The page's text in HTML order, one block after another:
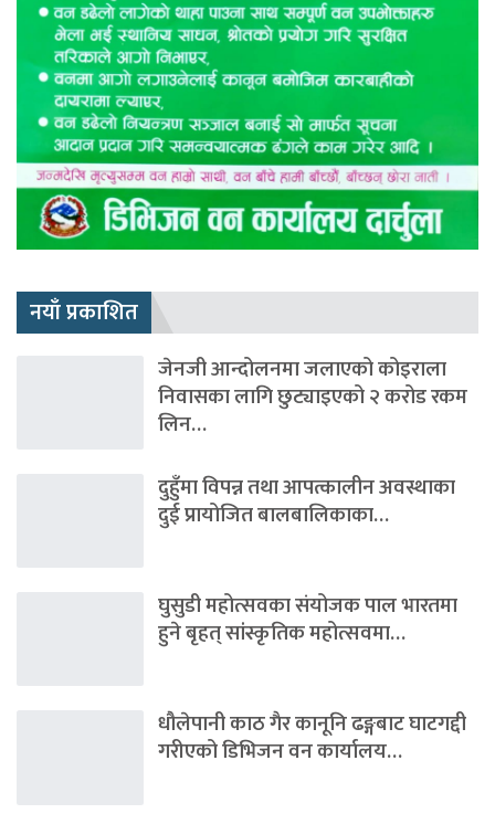
नयाँ प्रकाशित
जेनजी आन्दोलनमा जलाएको कोइराला
निवासका लागि छुट्याइएको २ करोड रकम
लिन…
दुहुँमा विपन्न तथा आपत्कालीन अवस्थाका
दुई प्रायोजित बालबालिकाका…
घुसुडी महोत्सवका संयोजक पाल भारतमा
हुने बृहत् सांस्कृतिक महोत्सवमा…
धौलेपानी काठ गैर कानूनि ढङ्गबाट घाटगद्दी
गरीएको डिभिजन वन कार्यालय…